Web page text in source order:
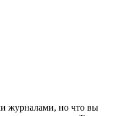
журналами, но что вы